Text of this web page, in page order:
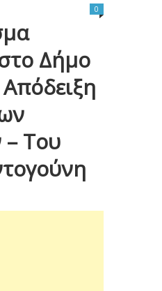
Δήμο
– Του
0